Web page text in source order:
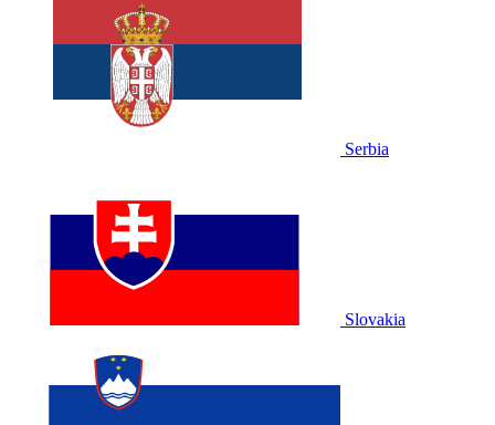
Serbia
Slovakia